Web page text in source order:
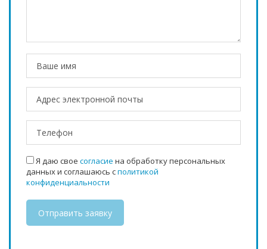
Я даю свое согласие на обработку персональных
данных и соглашаюсь сполитикой
конфиденциальности